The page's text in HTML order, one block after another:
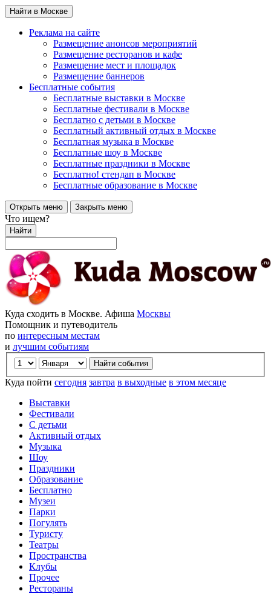
Найти в Москве
Реклама на сайте
Размещение анонсов мероприятий
Размещение ресторанов и кафе
Размещение мест и площадок
Размещение баннеров
Бесплатные события
Бесплатные выставки в Москве
Бесплатные фестивали в Москве
Бесплатно с детьми в Москве
Бесплатный активный отдых в Москве
Бесплатная музыка в Москве
Бесплатные шоу в Москве
Бесплатные праздники в Москве
Бесплатно! стендап в Москве
Бесплатные образование в Москве
Открыть меню Закрыть меню
Что ищем?
Найти
Куда сходить в Москве. Афиша Москвы
Помощник и путеводитель
по интересным местам
и лучшим событиям
Куда пойти сегодня завтра в выходные в этом месяце
Выставки
Фестивали
С детьми
Активный отдых
Музыка
Шоу
Праздники
Образование
Бесплатно
Музеи
Парки
Погулять
Туристу
Театры
Пространства
Клубы
Прочее
Рестораны